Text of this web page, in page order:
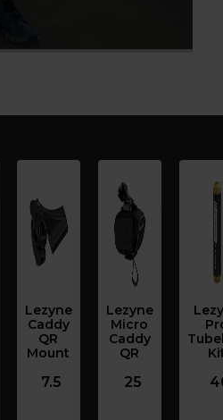
Lezyne
Caddy
QR
Mount
7.5
Lezyne
Micro
Caddy
QR
25